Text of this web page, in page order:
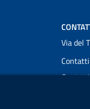
Via del
Contatti